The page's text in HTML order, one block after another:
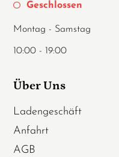
Geschlossen
Montag - Samstag
10:00 - 19:00
Über Uns
Ladengeschäft
Anfahrt
AGB